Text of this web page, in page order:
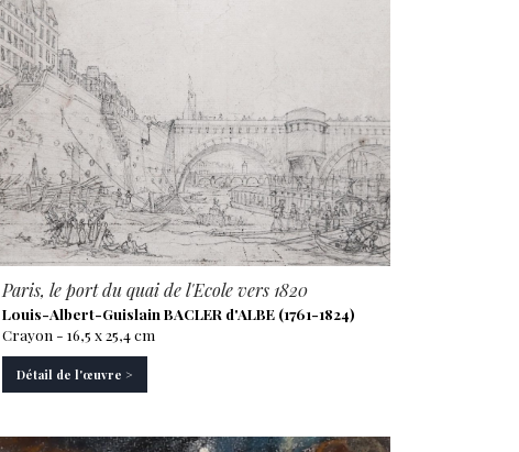
Paris, le port du quai de l'Ecole vers 1820
Louis-Albert-Guislain BACLER d'ALBE (1761-1824)
Crayon - 16,5 x 25,4 cm
Détail de l'œuvre >